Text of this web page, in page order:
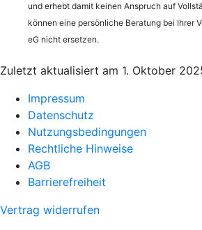
und erhebt damit keinen Anspruch auf
können eine persönliche Beratung bei Ihrer
eG nicht ersetzen.
Zuletzt aktualisiert am 1. Oktober
Impressum
Datenschutz
Nutzungsbedingungen
Rechtliche Hinweise
AGB
Barrierefreiheit
Vertrag widerrufen